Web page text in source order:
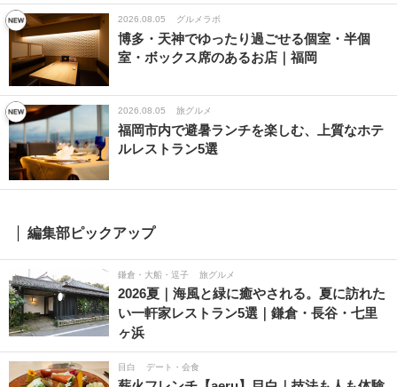
2026.08.05 グルメラボ
博多・天神でゆったり過ごせる個室・半個
室・ボックス席のあるお店｜福岡
2026.08.05 旅グルメ
福岡市内で避暑ランチを楽しむ、上質なホテ
ルレストラン5選
編集部ピックアップ
鎌倉・大船・逗子 旅グルメ
2026夏｜海風と緑に癒やされる。夏に訪れた
い一軒家レストラン5選｜鎌倉・長谷・七里
ヶ浜
目白 デート・会食